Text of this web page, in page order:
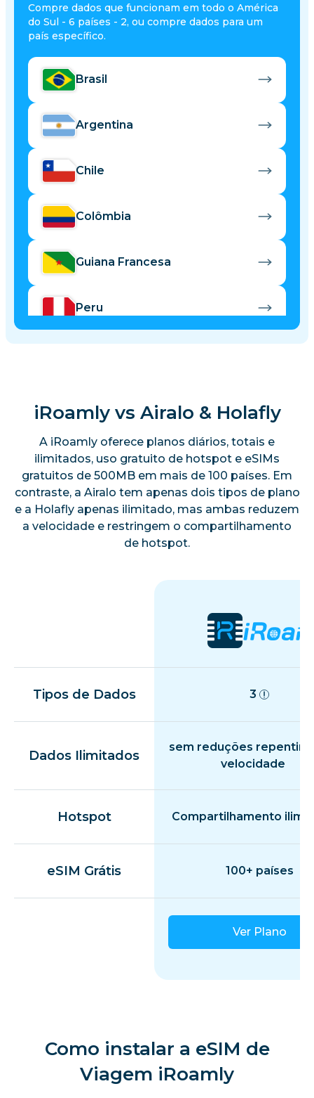
Compre dados que funcionam em todo o América
do Sul - 6 países - 2, ou compre dados para um
país específico.
Brasil
Argentina
Chile
Colômbia
Guiana Francesa
Peru
iRoamly vs Airalo & Holafly
A iRoamly oferece planos diários, totais e
ilimitados, uso gratuito de hotspot e eSIMs
gratuitos de 500MB em mais de 100 países. Em
contraste, a Airalo tem apenas dois tipos de plano
e a Holafly apenas ilimitado, mas ambas reduzem
a velocidade e restringem o compartilhamento
de hotspot.
Tipos de Dados 3
Dados Ilimitados
sem reduções
velocidade
Hotspot Compartilhamento
eSIM Grátis 100+ países
Ver Plano
Como instalar a eSIM de
Viagem iRoamly